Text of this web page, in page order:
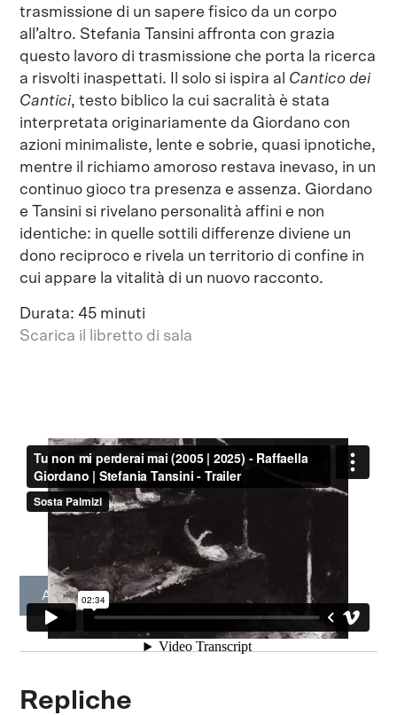
trasmissione di un sapere fisico da un corpo
all’altro. Stefania Tansini affronta con grazia
questo lavoro di trasmissione che porta la ricerca
a risvolti inaspettati. Il solo si ispira al Cantico dei
Cantici, testo biblico la cui sacralità è stata
interpretata originariamente da Giordano con
azioni minimaliste, lente e sobrie, quasi ipnotiche,
mentre il richiamo amoroso restava inevaso, in un
continuo gioco tra presenza e assenza. Giordano
e Tansini si rivelano personalità affini e non
identiche: in quelle sottili differenze diviene un
dono reciproco e rivela un territorio di confine in
cui appare la vitalità di un nuovo racconto.
Durata: 45 minuti
Scarica il libretto di sala
Acquista a partire da 7,86 €
Repliche